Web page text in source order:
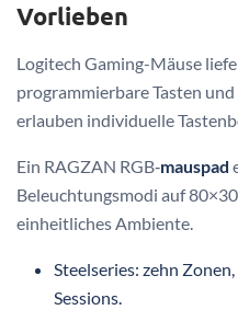
Vorlieben
Logitech Gaming-Mäuse
programmierbare Tasten
erlauben individuelle
Ein RAGZAN RGB‑mauspad
Beleuchtungsmodi auf
einheitliches Ambiente.
Steelseries: zehn
Sessions.